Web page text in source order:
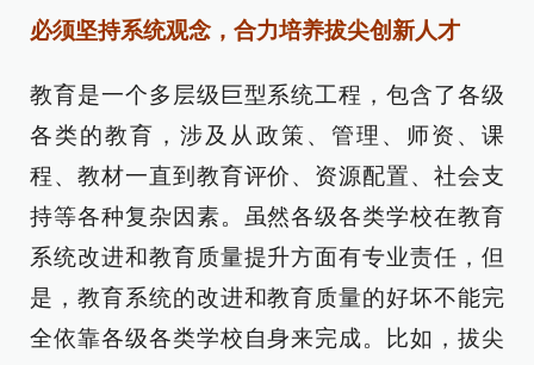
必须坚持系统观念，合力培养拔尖创新人才
教育是一个多层级巨型系统工程，包含了各级
各类的教育，涉及从政策、管理、师资、课
程、教材一直到教育评价、资源配置、社会支
持等各种复杂因素。虽然各级各类学校在教育
系统改进和教育质量提升方面有专业责任，但
是，教育系统的改进和教育质量的好坏不能完
全依靠各级各类学校自身来完成。比如，拔尖